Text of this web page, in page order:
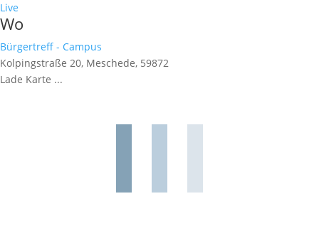
Live
Wo
Bürgertreff - Campus
Kolpingstraße 20, Meschede, 59872
Lade Karte ...